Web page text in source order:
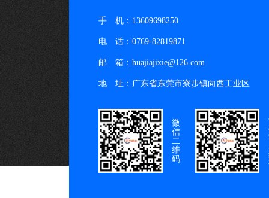
手 机：13609698250
电 话：0769-82819871
邮 箱：huajiajixie@126.com
地 址：广东省东莞市寮步镇向西工业区
微
信
二
维
码